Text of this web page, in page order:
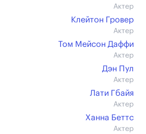
Актер
Клейтон Гровер
Актер
Том Мейсон Даффи
Актер
Дэн Пул
Актер
Лати Гбайя
Актер
Ханна Беттс
Актер